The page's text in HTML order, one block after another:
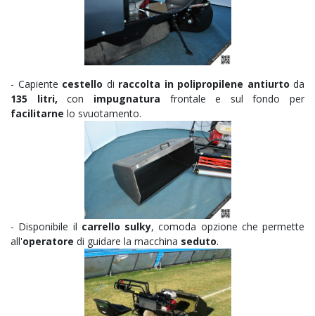
- Capiente cestello di raccolta in polipropilene antiurto da
135 litri,con impugnatura frontale e sul fondo per
facilitarne lo svuotamento.
- Disponibile il carrello sulky, comoda opzione che permette
all'operatore di guidare la macchina seduto.